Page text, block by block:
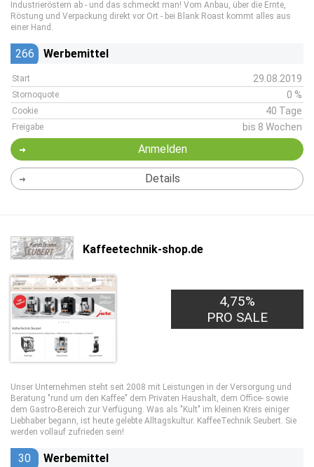
Industrieröstern ab - und das schmeckt man! Vom Anbau, über die Ernte,
Röstung und Verpackung direkt vor Ort - bei Blank Roast kommt alles aus
einer Hand.
266 Werbemittel
Start 29.08.2019
Stornoquote 0 %
Cookie 40 Tage
Freigabe bis 8 Wochen
Anmelden
Details
Kaffeetechnik-shop.de
4,75%
PRO SALE
Unser Unternehmen steht seit 2008 mit Leistungen in der Versorgung und
Beratung "rund um den Kaffee" dem Privaten Haushalt, dem Office- sowie
dem Gastro-Bereich zur Verfügung. Was als "Kult" im kleinen Kreis einiger
Liebhaber begann, ist heute gelebte Alltagskultur. KaffeeTechnik Seubert. Sie
werden vollauf zufrieden sein!
30 Werbemittel